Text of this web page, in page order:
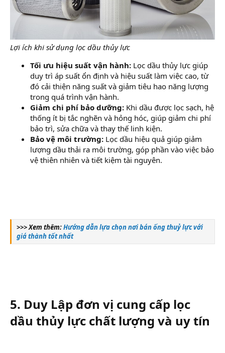
Lợi ích khi sử dụng lọc dầu thủy lực
Tối ưu hiệu suất vận hành: Lọc dầu thủy lực giúp
duy trì áp suất ổn định và hiệu suất làm việc cao, từ
đó cải thiện năng suất và giảm tiêu hao năng lượng
trong quá trình vận hành.
Giảm chi phí bảo dưỡng: Khi dầu được lọc sạch, hệ
thống ít bị tắc nghẽn và hỏng hóc, giúp giảm chi phí
bảo trì, sửa chữa và thay thế linh kiện.
Bảo vệ môi trường: Lọc dầu hiệu quả giúp giảm
lượng dầu thải ra môi trường, góp phần vào việc bảo
vệ thiên nhiên và tiết kiệm tài nguyên.
>>> Xem thêm:Hướng dẫn lựa chọn nơi bán ống thuỷ lực với
giá thành tốt nhất
5. Duy Lập đơn vị cung cấp lọc
dầu thủy lực chất lượng và uy tín